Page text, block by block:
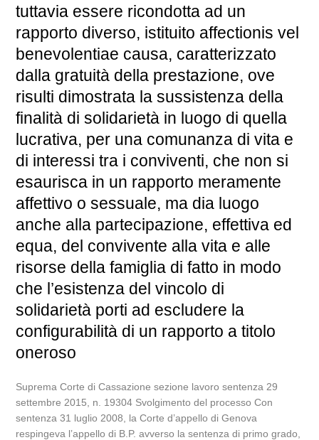
tuttavia essere ricondotta ad un
rapporto diverso, istituito affectionis vel
benevolentiae causa, caratterizzato
dalla gratuità della prestazione, ove
risulti dimostrata la sussistenza della
finalità di solidarietà in luogo di quella
lucrativa, per una comunanza di vita e
di interessi tra i conviventi, che non si
esaurisca in un rapporto meramente
affettivo o sessuale, ma dia luogo
anche alla partecipazione, effettiva ed
equa, del convivente alla vita e alle
risorse della famiglia di fatto in modo
che l’esistenza del vincolo di
solidarietà porti ad escludere la
configurabilità di un rapporto a titolo
oneroso
Suprema Corte di Cassazione sezione lavoro sentenza 29
settembre 2015, n. 19304 Svolgimento del processo Con
sentenza 31 luglio 2008, la Corte d’appello di Genova
respingeva l’appello di B.P. avverso la sentenza di primo grado,